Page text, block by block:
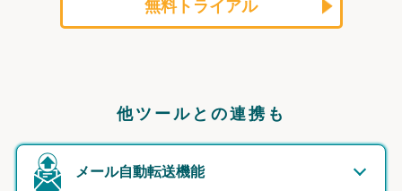
無料トライアル
他ツールとの連携も
メール自動転送機能